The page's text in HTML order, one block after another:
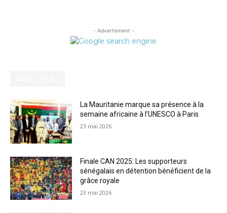
- Advertisment -
La Mauritanie marque sa présence à la
semaine africaine à l’UNESCO à Paris
23 mai 2026
Finale CAN 2025: Les supporteurs
sénégalais en détention bénéficient de la
grâce royale
23 mai 2026